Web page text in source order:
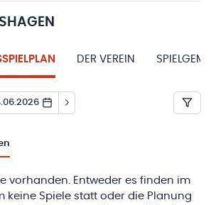
DER VEREIN
vorhanden. Entweder es finden im
keine Spiele statt oder die Planung